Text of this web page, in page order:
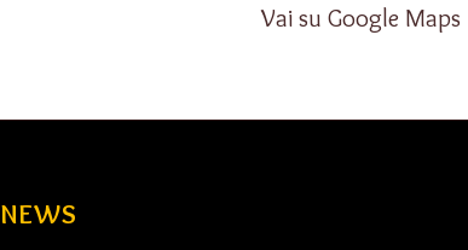
Vai su Google
NEWS